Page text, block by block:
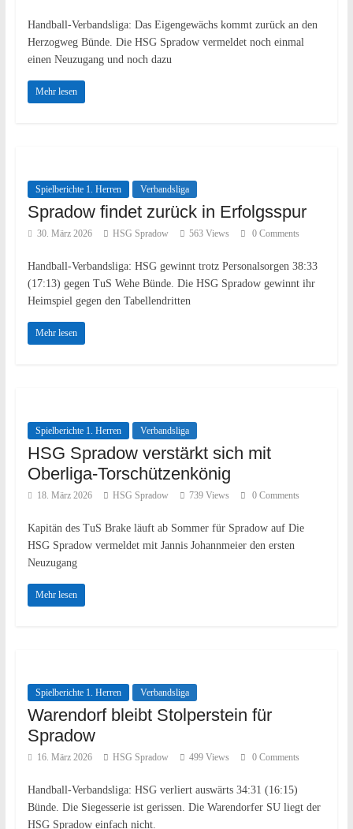
Handball-Verbandsliga: Das Eigengewächs kommt zurück an den
Herzogweg Bünde. Die HSG Spradow vermeldet noch einmal
einen Neuzugang und noch dazu
Mehr lesen
Spielberichte 1. Herren Verbandsliga
Spradow findet zurück in Erfolgsspur
30. März 2026 HSG Spradow 563 Views 0 Comments
Handball-Verbandsliga: HSG gewinnt trotz Personalsorgen 38:33
(17:13) gegen TuS Wehe Bünde. Die HSG Spradow gewinnt ihr
Heimspiel gegen den Tabellendritten
Mehr lesen
Spielberichte 1. Herren Verbandsliga
HSG Spradow verstärkt sich mit
Oberliga-Torschützenkönig
18. März 2026 HSG Spradow 739 Views 0 Comments
Kapitän des TuS Brake läuft ab Sommer für Spradow auf Die
HSG Spradow vermeldet mit Jannis Johannmeier den ersten
Neuzugang
Mehr lesen
Spielberichte 1. Herren Verbandsliga
Warendorf bleibt Stolperstein für
Spradow
16. März 2026 HSG Spradow 499 Views 0 Comments
Handball-Verbandsliga: HSG verliert auswärts 34:31 (16:15)
Bünde. Die Siegesserie ist gerissen. Die Warendorfer SU liegt der
HSG Spradow einfach nicht.